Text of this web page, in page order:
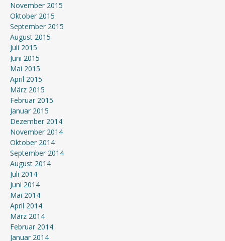
November 2015
Oktober 2015
September 2015
August 2015
Juli 2015
Juni 2015
Mai 2015
April 2015
März 2015
Februar 2015
Januar 2015
Dezember 2014
November 2014
Oktober 2014
September 2014
August 2014
Juli 2014
Juni 2014
Mai 2014
April 2014
März 2014
Februar 2014
Januar 2014